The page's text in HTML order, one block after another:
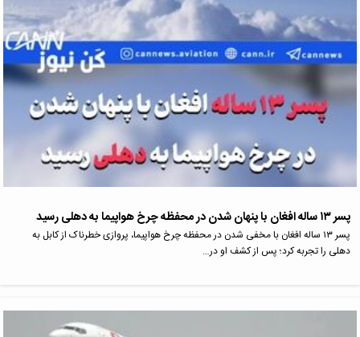
پسر ۱۳ ساله افغان با پنهان شدن در محفظه چرخ هواپیما به دهلی رسید
پسر ۱۳ ساله افغان با مخفی شدن در محفظه چرخ هواپیما، پروازی خطرناک از کابل به
دهلی را تجربه کرد؛ پس از کشف او در…